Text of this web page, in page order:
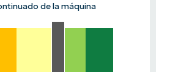
de la máquina